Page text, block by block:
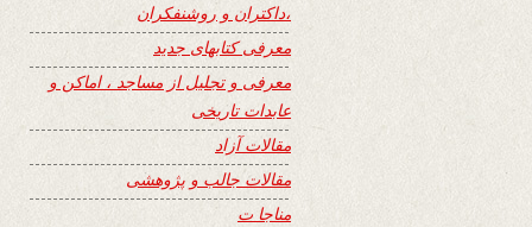
،داکتران و روشنفکران
معرفی کتابهای جدید
معرفی و تجلیل از مساجد ، اماکن و
عابدات تاریخی
مقالات آزاد
مقالات جالب و پژوهشی
مناجا ت